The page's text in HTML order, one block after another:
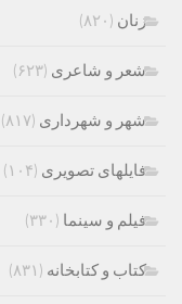
زنان (۸۲۰)
شعر و شاعری (۶۲۳)
شهر و شهرداری (۸۱۷)
فایلهای تصویری (۱۰۴)
فیلم و سینما (۳۳۰)
کتاب و کتابخانه (۸۳۱)